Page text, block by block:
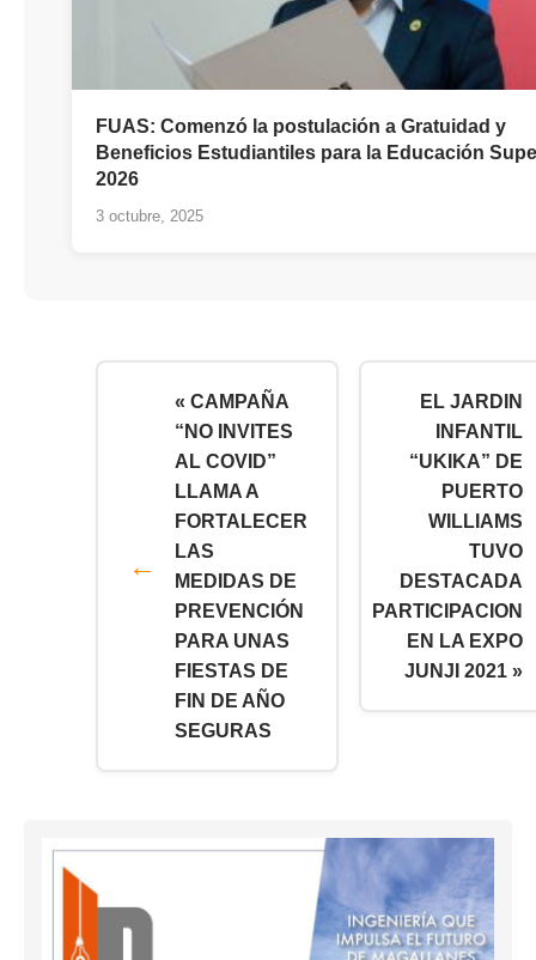
FUAS: Comenzó la postulación a Gratuidad y
Beneficios Estudiantiles para la Educación
2026
3 octubre, 2025
« CAMPAÑA
“NO INVITES
AL COVID”
LLAMA A
FORTALECER
LAS
MEDIDAS DE
PREVENCIÓN
PARA UNAS
FIESTAS DE
FIN DE AÑO
SEGURAS
EL JARDIN
INFANTIL
“UKIKA” DE
PUERTO
WILLIAMS
TUVO
DESTACADA
PARTICIPACION
EN LA EXPO
JUNJI 2021 »